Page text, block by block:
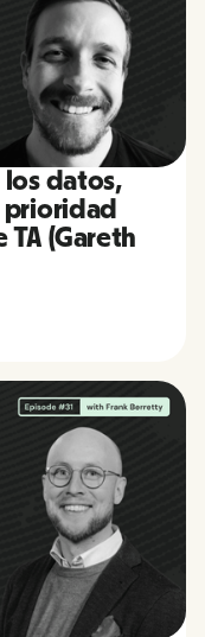
los datos,
prioridad
TA (Gareth